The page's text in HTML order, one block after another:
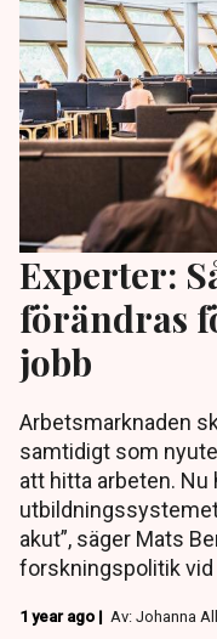
Experter:
förändras
jobb
Arbetsmarknaden
samtidigt som
att hitta arbeten.
akut”, säger Mats
forskningspolitik
1 year ago | Av: Johanna